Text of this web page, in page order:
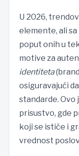
U 2026,
elemente, ali
poput onih u
motive za
identiteta
osiguravajući
standarde. Ovo
prisustvo, gde
koji se ističe i
vrednost